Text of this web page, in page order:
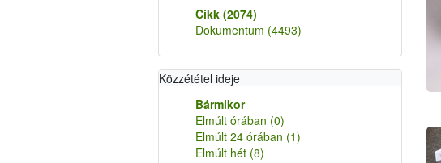
Cikk (2074)
Dokumentum (4493)
Közzététel ideje
Bármikor
Elmúlt órában (0)
Elmúlt 24 órában (1)
Elmúlt hét (8)